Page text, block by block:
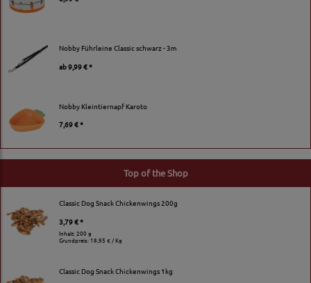
Nobby Führleine Classic schwarz - 3m
ab9,99 € *
Nobby Kleintiernapf Karoto
7,69 € *
Top of the Shop
Classic Dog Snack Chickenwings 200g
3,79 € *
Inhalt: 200 g
Grundpreis:18,95 € / Kg
Classic Dog Snack Chickenwings 1kg